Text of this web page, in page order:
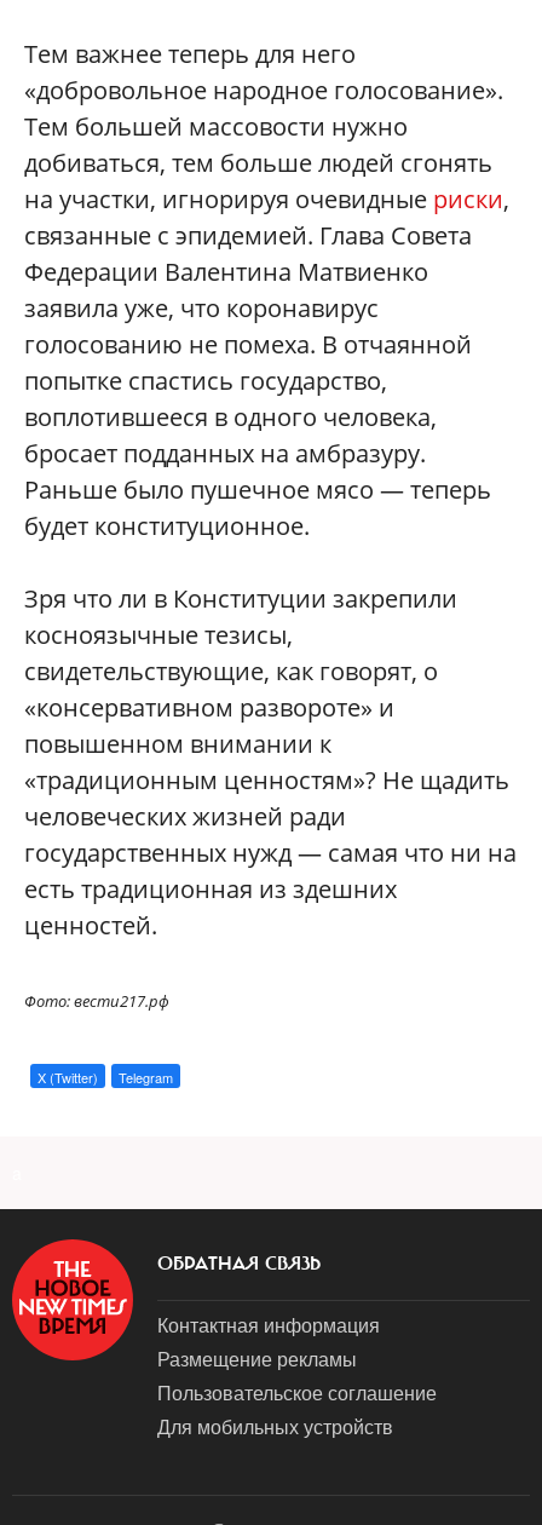
Тем важнее теперь для него
«добровольное народное голосование».
Тем большей массовости нужно
добиваться, тем больше людей сгонять
на участки, игнорируя очевидные риски,
связанные с эпидемией. Глава Совета
Федерации Валентина Матвиенко
заявила уже, что коронавирус
голосованию не помеха. В отчаянной
попытке спастись государство,
воплотившееся в одного человека,
бросает подданных на амбразуру.
Раньше было пушечное мясо — теперь
будет конституционное.
Зря что ли в Конституции закрепили
косноязычные тезисы,
свидетельствующие, как говорят, о
«консервативном развороте» и
повышенном внимании к
«традиционным ценностям»? Не щадить
человеческих жизней ради
государственных нужд — самая что ни на
есть традиционная из здешних
ценностей.
Фото: вести217.рф
X (Twitter) Telegram
ОБРАТНАЯ СВЯЗЬ
Контактная информация
Размещение рекламы
Пользовательское соглашение
Для мобильных устройств